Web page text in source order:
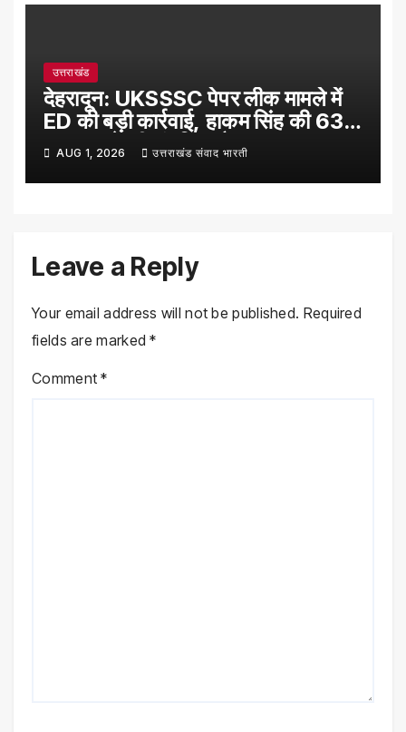
उत्तराखंड
देहरादून: UKSSSC पेपर लीक मामले में
ED की बड़ी कार्रवाई, हाकम सिंह की 63
लाख रुपये की संपत्ति अटैच
AUG 1, 2026 उत्तराखंड संवाद भारती
Leave a Reply
Your email address will not be published. Required
fields are marked*
Comment*